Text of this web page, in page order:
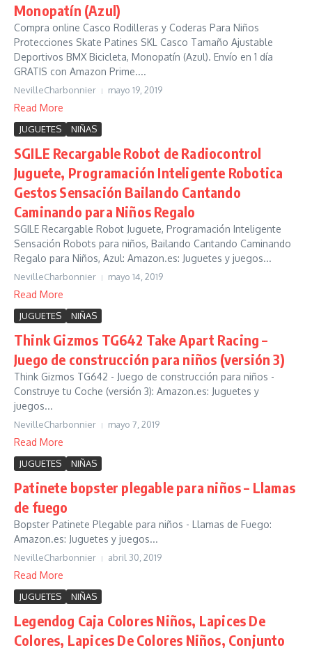
Monopatín (Azul)
Compra online Casco Rodilleras y Coderas Para Niños
Protecciones Skate Patines SKL Casco Tamaño Ajustable
Deportivos BMX Bicicleta, Monopatín (Azul). Envío en 1 día
GRATIS con Amazon Prime....
NevilleCharbonnier mayo 19, 2019
Read More
JUGUETES NIÑAS
SGILE Recargable Robot de Radiocontrol
Juguete, Programación Inteligente Robotica
Gestos Sensación Bailando Cantando
Caminando para Niños Regalo
SGILE Recargable Robot Juguete, Programación Inteligente
Sensación Robots para niños, Bailando Cantando Caminando
Regalo para Niños, Azul: Amazon.es: Juguetes y juegos...
NevilleCharbonnier mayo 14, 2019
Read More
JUGUETES NIÑAS
Think Gizmos TG642 Take Apart Racing –
Juego de construcción para niños (versión 3)
Think Gizmos TG642 - Juego de construcción para niños -
Construye tu Coche (versión 3): Amazon.es: Juguetes y
juegos...
NevilleCharbonnier mayo 7, 2019
Read More
JUGUETES NIÑAS
Patinete bopster plegable para niños – Llamas
de fuego
Bopster Patinete Plegable para niños - Llamas de Fuego:
Amazon.es: Juguetes y juegos...
NevilleCharbonnier abril 30, 2019
Read More
JUGUETES NIÑAS
Legendog Caja Colores Niños, Lapices De
Colores, Lapices De Colores Niños, Conjunto